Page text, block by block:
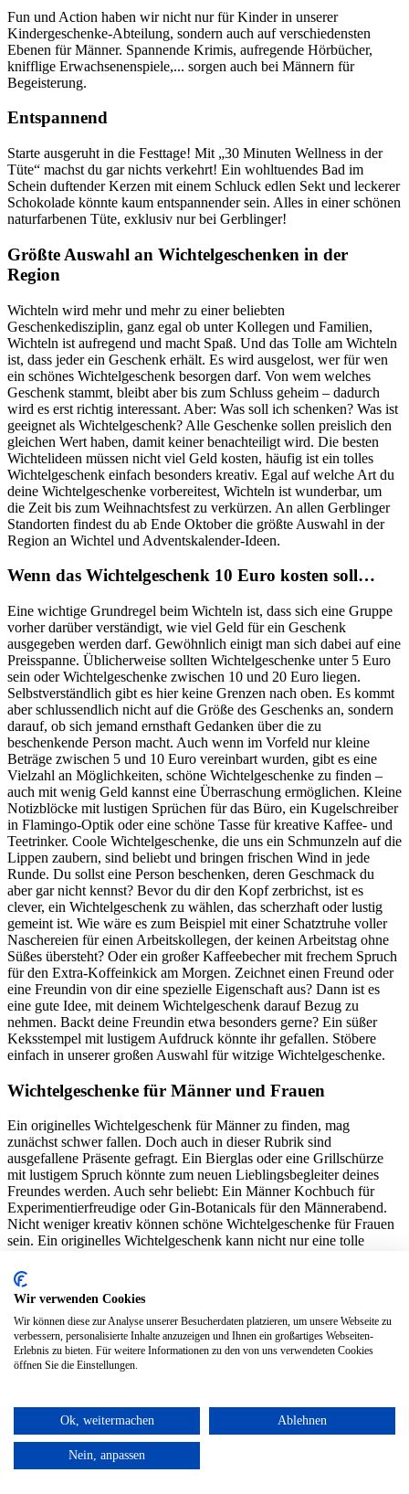
Fun und Action haben wir nicht nur für Kinder in unserer
Kindergeschenke-Abteilung, sondern auch auf verschiedensten
Ebenen für Männer. Spannende Krimis, aufregende Hörbücher,
knifflige Erwachsenenspiele,... sorgen auch bei Männern für
Begeisterung.
Entspannend
Starte ausgeruht in die Festtage! Mit „30 Minuten Wellness in der
Tüte“ machst du gar nichts verkehrt! Ein wohltuendes Bad im
Schein duftender Kerzen mit einem Schluck edlen Sekt und leckerer
Schokolade könnte kaum entspannender sein. Alles in einer schönen
naturfarbenen Tüte, exklusiv nur bei Gerblinger!
Größte Auswahl an Wichtelgeschenken in der
Region
Wichteln wird mehr und mehr zu einer beliebten
Geschenkedisziplin, ganz egal ob unter Kollegen und Familien,
Wichteln ist aufregend und macht Spaß. Und das Tolle am Wichteln
ist, dass jeder ein Geschenk erhält. Es wird ausgelost, wer für wen
ein schönes Wichtelgeschenk besorgen darf. Von wem welches
Geschenk stammt, bleibt aber bis zum Schluss geheim – dadurch
wird es erst richtig interessant. Aber: Was soll ich schenken? Was ist
geeignet als Wichtelgeschenk? Alle Geschenke sollen preislich den
gleichen Wert haben, damit keiner benachteiligt wird. Die besten
Wichtelideen müssen nicht viel Geld kosten, häufig ist ein tolles
Wichtelgeschenk einfach besonders kreativ. Egal auf welche Art du
deine Wichtelgeschenke vorbereitest, Wichteln ist wunderbar, um
die Zeit bis zum Weihnachtsfest zu verkürzen. An allen Gerblinger
Standorten findest du ab Ende Oktober die größte Auswahl in der
Region an Wichtel und Adventskalender-Ideen.
Wenn das Wichtelgeschenk 10 Euro kosten soll…
Eine wichtige Grundregel beim Wichteln ist, dass sich eine Gruppe
vorher darüber verständigt, wie viel Geld für ein Geschenk
ausgegeben werden darf. Gewöhnlich einigt man sich dabei auf eine
Preisspanne. Üblicherweise sollten Wichtelgeschenke unter 5 Euro
sein oder Wichtelgeschenke zwischen 10 und 20 Euro liegen.
Selbstverständlich gibt es hier keine Grenzen nach oben. Es kommt
aber schlussendlich nicht auf die Größe des Geschenks an, sondern
darauf, ob sich jemand ernsthaft Gedanken über die zu
beschenkende Person macht. Auch wenn im Vorfeld nur kleine
Beträge zwischen 5 und 10 Euro vereinbart wurden, gibt es eine
Vielzahl an Möglichkeiten, schöne Wichtelgeschenke zu finden –
auch mit wenig Geld kannst eine Überraschung ermöglichen. Kleine
Notizblöcke mit lustigen Sprüchen für das Büro, ein Kugelschreiber
in Flamingo-Optik oder eine schöne Tasse für kreative Kaffee- und
Teetrinker. Coole Wichtelgeschenke, die uns ein Schmunzeln auf die
Lippen zaubern, sind beliebt und bringen frischen Wind in jede
Runde. Du sollst eine Person beschenken, deren Geschmack du
aber gar nicht kennst? Bevor du dir den Kopf zerbrichst, ist es
clever, ein Wichtelgeschenk zu wählen, das scherzhaft oder lustig
gemeint ist. Wie wäre es zum Beispiel mit einer Schatztruhe voller
Naschereien für einen Arbeitskollegen, der keinen Arbeitstag ohne
Süßes übersteht? Oder ein großer Kaffeebecher mit frechem Spruch
für den Extra-Koffeinkick am Morgen. Zeichnet einen Freund oder
eine Freundin von dir eine spezielle Eigenschaft aus? Dann ist es
eine gute Idee, mit deinem Wichtelgeschenk darauf Bezug zu
nehmen. Backt deine Freundin etwa besonders gerne? Ein süßer
Keksstempel mit lustigem Aufdruck könnte ihr gefallen. Stöbere
einfach in unserer großen Auswahl für witzige Wichtelgeschenke.
Wichtelgeschenke für Männer und Frauen
Ein originelles Wichtelgeschenk für Männer zu finden, mag
zunächst schwer fallen. Doch auch in dieser Rubrik sind
ausgefallene Präsente gefragt. Ein Bierglas oder eine Grillschürze
mit lustigem Spruch könnte zum neuen Lieblingsbegleiter deines
Freundes werden. Auch sehr beliebt: Ein Männer Kochbuch für
Experimentierfreudige oder Gin-Botanicals für den Männerabend.
Nicht weniger kreativ können schöne Wichtelgeschenke für Frauen
sein. Ein originelles Wichtelgeschenk kann nicht nur eine tolle
Freundschaft stehen. Zum Beispiel freuen Bücherwürmer sich über
einen schönen Roman, Dekoqueens über zauberhafte Teelichtgläser
oder Fashionbegeisterte über ein schickes Armband.
Wichtelgeschenke für Jungen und Mädchen
nur die Spannung auf Weihnachten, sondern die Schüler lernen sich
gegenseitig auch besser kennen, da sie sich ja mit den Hobbys und
Vorlieben ihrer Mitschüler auseinandersetzen müssen. Falls du
dennoch unentschlossen bist, welches das richtige Geschenk für
Wir verwenden Cookies
Wir können diese zur Analyse unserer Besucherdaten platzieren, um unsere Webseite zu
verbessern, personalisierte Inhalte anzuzeigen und Ihnen ein großartiges Webseiten-
Erlebnis zu bieten. Für weitere Informationen zu den von uns verwendeten Cookies
öffnen Sie die Einstellungen.
Ok, weitermachen Ablehnen
Nein, anpassen